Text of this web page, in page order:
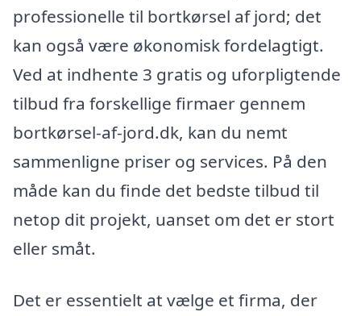
professionelle til bortkørsel af jord; det
kan også være økonomisk fordelagtigt.
Ved at indhente 3 gratis og uforpligtende
tilbud fra forskellige firmaer gennem
bortkørsel-af-jord.dk, kan du nemt
sammenligne priser og services. På den
måde kan du finde det bedste tilbud til
netop dit projekt, uanset om det er stort
eller småt.
Det er essentielt at vælge et firma, der